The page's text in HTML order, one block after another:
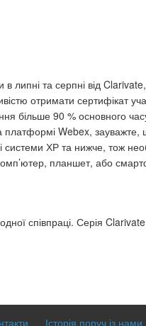
в липні та серпні від Clarivate,
отримати сертифікат
більше 90 % основного
платформі Webex,
системи ХР та нижче, тож
планшет, або
співпраці. Серія Clarivate
Історія поруч із нами